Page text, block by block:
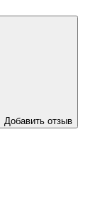
Добавить отзыв